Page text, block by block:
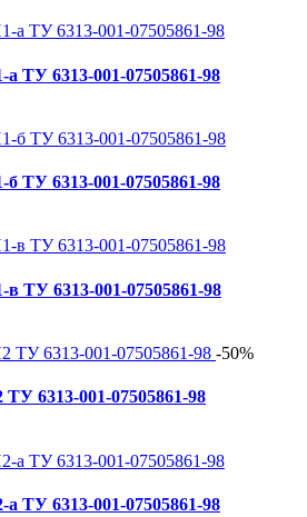
6313-001-07505861-98
6313-001-07505861-98
6313-001-07505861-98
-50%
6313-001-07505861-98
6313-001-07505861-98